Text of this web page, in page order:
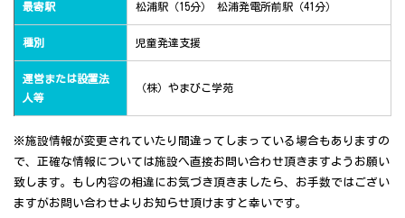
最寄駅 松浦駅（15分） 松浦発電所前駅（41分）
種別 児童発達支援
運営または設置法
人等
（株）やまびこ学苑
※施設情報が変更されていたり間違ってしまっている場合もありますの
で、正確な情報については施設へ直接お問い合わせ頂きますようお願い
致します。もし内容の相違にお気づき頂きましたら、お手数ではござい
ますがお問い合わせよりお知らせ頂けますと幸いです。